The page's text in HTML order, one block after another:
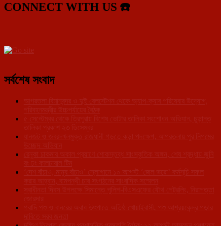
CONNECT WITH US ☎️
সর্বশেষ সংবাদ
আগরতলা বিমানবন্দর ও দুই রেলস্টেশন থেকে অ্যাপ-ক্যাব পরিষেবার উদ্যোগ,
পরিবহনমন্ত্রীর উচ্চপর্যায়ের বৈঠক
৫ সেপ্টেম্বর থেকে ত্রিপুরায় বিশেষ ভোটার তালিকা সংশোধন অভিযান, চূড়ান্ত
তালিকা প্রকাশ ২৩ ডিসেম্বর
যানজট ও জবরদখলমুক্ত রাজধানী গড়তে কড়া পদক্ষেপ, আগরতলায় পুর নিগমের
উচ্ছেদ অভিযান
রেনুকা চাকমার অকাল প্রয়াণে শোকস্তব্ধ সাংস্কৃতিক অঙ্গন, শেষ শ্রদ্ধায় জুনি
রং ঢং কালচারাল টিম
‘দেশ বাঁচাও, মানুষ বাঁচাও’ স্লোগানে ১০ আগস্ট ‘জেল ভরো’ কর্মসূচি সফল
করার আহ্বান, বামপন্থী চার সংগঠনের সাংবাদিক সম্মেলন
স্বাধীনতা দিবস উপলক্ষে সিমান্তে পুলিশ-বিএসএফের যৌথ পেট্রলিং, নিরাপত্তা
জোরদার
গবাদি পশু ও বানরের অবাধ উৎপাতে অতিষ্ঠ খোয়াইবাসী, পশু আশ্রয়কেন্দ্র গড়ার
দাবিতে সরব জনতা